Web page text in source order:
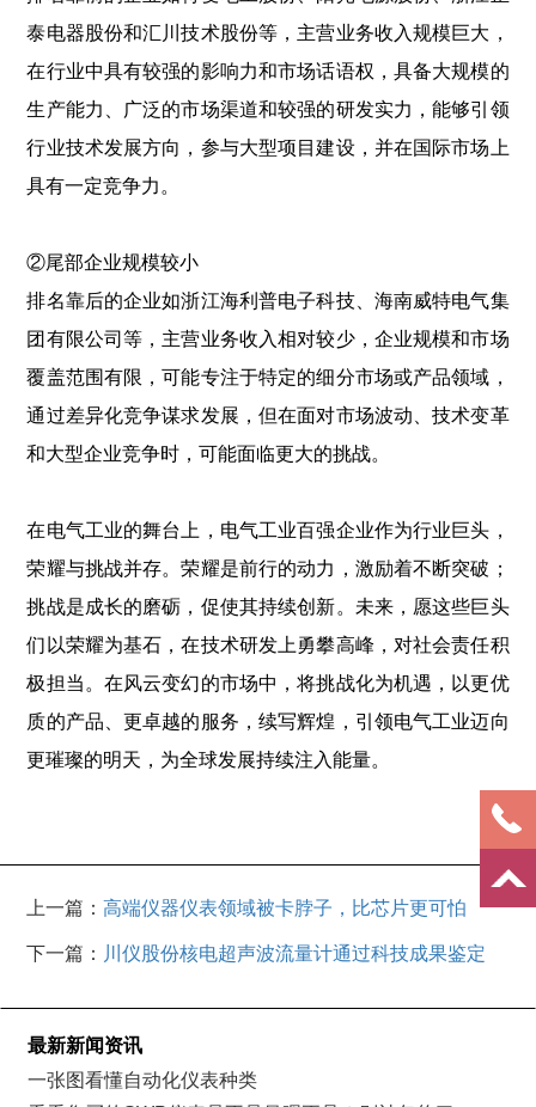
泰电器股份和汇川技术股份等，主营业务收入规模巨大，
在行业中具有较强的影响力和市场话语权，具备大规模的
生产能力、广泛的市场渠道和较强的研发实力，能够引领
行业技术发展方向，参与大型项目建设，并在国际市场上
具有一定竞争力。
②尾部企业规模较小
排名靠后的企业如浙江海利普电子科技、海南威特电气集
团有限公司等，主营业务收入相对较少，企业规模和市场
覆盖范围有限，可能专注于特定的细分市场或产品领域，
通过差异化竞争谋求发展，但在面对市场波动、技术变革
和大型企业竞争时，可能面临更大的挑战。
在电气工业的舞台上，电气工业百强企业作为行业巨头，
荣耀与挑战并存。荣耀是前行的动力，激励着不断突破；
挑战是成长的磨砺，促使其持续创新。未来，愿这些巨头
们以荣耀为基石，在技术研发上勇攀高峰，对社会责任积
极担当。在风云变幻的市场中，将挑战化为机遇，以更优
质的产品、更卓越的服务，续写辉煌，引领电气工业迈向
更璀璨的明天，为全球发展持续注入能量。
上一篇：高端仪器仪表领域被卡脖子，比芯片更可怕
下一篇： 川仪股份核电超声波流量计通过科技成果鉴定
最新新闻资讯
一张图看懂自动化仪表种类